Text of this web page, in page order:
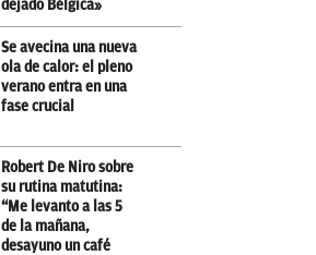
dejado Bélgica»
Se avecina una nueva
ola de calor: el pleno
verano entra en una
fase crucial
Robert De Niro sobre
su rutina matutina:
“Me levanto a las 5
de la mañana,
desayuno un café